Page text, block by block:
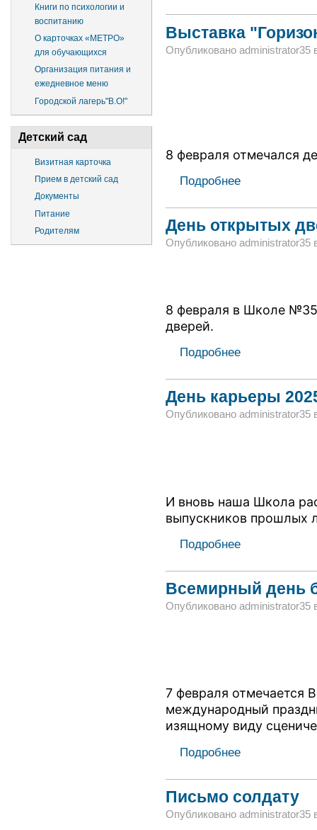
Книги по психологии и
воспитанию
О карточках «МЕТРО»
для обучающихся
Организация питания и
ежедневное меню
Городской лагерь"В.О!"
Детский сад
Визитная карточка
Прием в детский сад
Документы
Питание
Родителям
Выставка
Опубликовано administrator35
8 февраля отмечался
Подробнее
День открытых
Опубликовано administrator35
8 февраля в Школе
дверей.
Подробнее
День карьеры
Опубликовано administrator35
И вновь наша Школа
выпускников прошлых
Подробнее
Всемирный день
Опубликовано administrator35
7 февраля отмечается
международный
изящному виду
Подробнее
Письмо солдату
Опубликовано administrator35